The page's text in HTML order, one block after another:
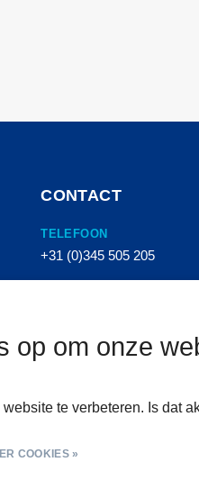
CONTACT
TELEFOON
+31 (0)345 505 205
ADRES
op om onze
te verbeteren. Is dat
COOKIES »